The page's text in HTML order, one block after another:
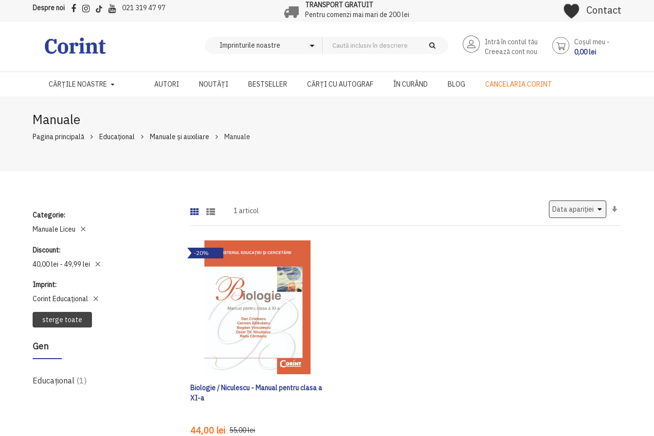
Despre noi 021 319 47 97
TRANSPORT GRATUIT
Pentru comenzi mai mari de 200 lei
Contact
Intră în contul tău
Creează cont nou
Coşul meu
0,00 lei
CĂRȚILE NOASTRE AUTORI NOUTĂȚI BESTSELLER CĂRȚI CU AUTOGRAF ÎN CURÂND BLOG CANCELARIA CORINT
Manuale
Pagina principală Educațional Manuale şi auxiliare Manuale
Categorie
Manuale Liceu
Discount
40,00 lei - 49,99 lei
Imprint
Corint Educaţional
sterge toate
Gen
Educațional 1produs
1 articol
-20%
Biologie / Niculescu - Manual pentru clasa a
XI-a
44,00 lei 55,00 lei